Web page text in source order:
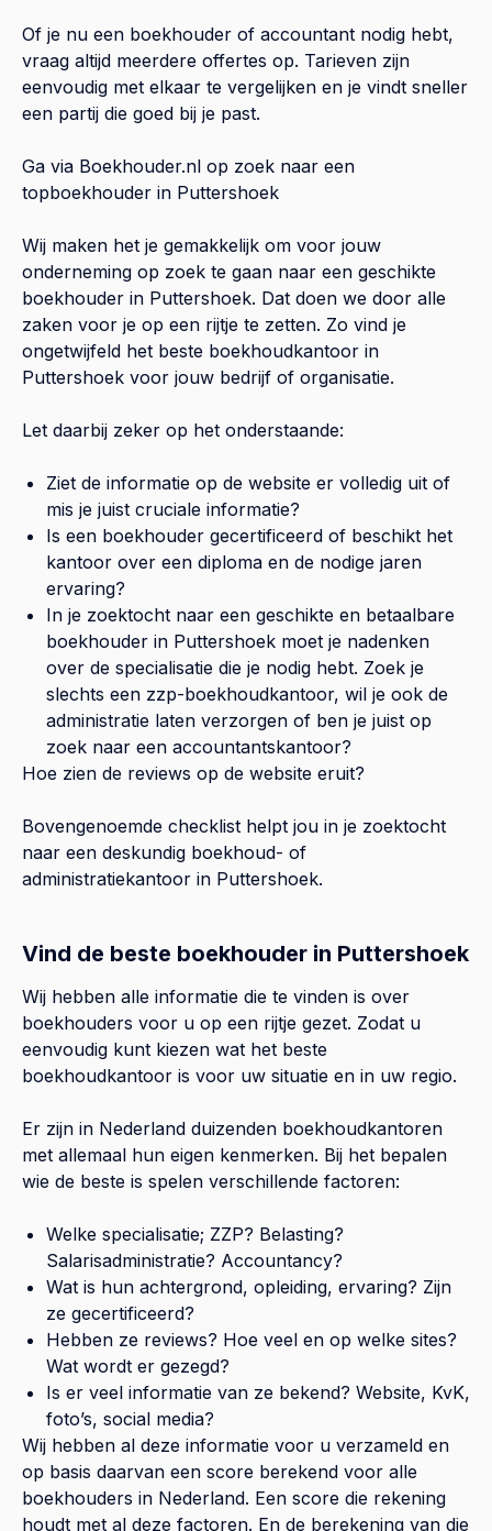
Of je nu een boekhouder of accountant nodig hebt,
vraag altijd meerdere offertes op. Tarieven zijn
eenvoudig met elkaar te vergelijken en je vindt sneller
een partij die goed bij je past.
Ga via Boekhouder.nl op zoek naar een
topboekhouder in Puttershoek
Wij maken het je gemakkelijk om voor jouw
onderneming op zoek te gaan naar een geschikte
boekhouder in Puttershoek. Dat doen we door alle
zaken voor je op een rijtje te zetten. Zo vind je
ongetwijfeld het beste boekhoudkantoor in
Puttershoek voor jouw bedrijf of organisatie.
Let daarbij zeker op het onderstaande:
Ziet de informatie op de website er volledig uit of
mis je juist cruciale informatie?
Is een boekhouder gecertificeerd of beschikt het
kantoor over een diploma en de nodige jaren
ervaring?
In je zoektocht naar een geschikte en betaalbare
boekhouder in Puttershoek moet je nadenken
over de specialisatie die je nodig hebt. Zoek je
slechts een zzp-boekhoudkantoor, wil je ook de
administratie laten verzorgen of ben je juist op
zoek naar een accountantskantoor?
Hoe zien de reviews op de website eruit?
Bovengenoemde checklist helpt jou in je zoektocht
naar een deskundig boekhoud- of
administratiekantoor in Puttershoek.
Vind de beste boekhouder in Puttershoek
Wij hebben alle informatie die te vinden is over
boekhouders voor u op een rijtje gezet. Zodat u
eenvoudig kunt kiezen wat het beste
boekhoudkantoor is voor uw situatie en in uw regio.
Er zijn in Nederland duizenden boekhoudkantoren
met allemaal hun eigen kenmerken. Bij het bepalen
wie de beste is spelen verschillende factoren:
Welke specialisatie; ZZP? Belasting?
Salarisadministratie? Accountancy?
Wat is hun achtergrond, opleiding, ervaring? Zijn
ze gecertificeerd?
Hebben ze reviews? Hoe veel en op welke sites?
Wat wordt er gezegd?
Is er veel informatie van ze bekend? Website, KvK,
foto’s, social media?
Wij hebben al deze informatie voor u verzameld en
op basis daarvan een score berekend voor alle
boekhouders in Nederland. Een score die rekening
houdt met al deze factoren. En de berekening van die